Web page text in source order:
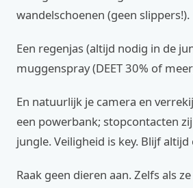
wandelschoenen (geen slippers!).
Een regenjas (altijd nodig in de
muggenspray (DEET 30% of
En natuurlijk je camera en
een powerbank; stopcontacten
jungle. Veiligheid is key. Blijf
Raak geen dieren aan. Zelfs als